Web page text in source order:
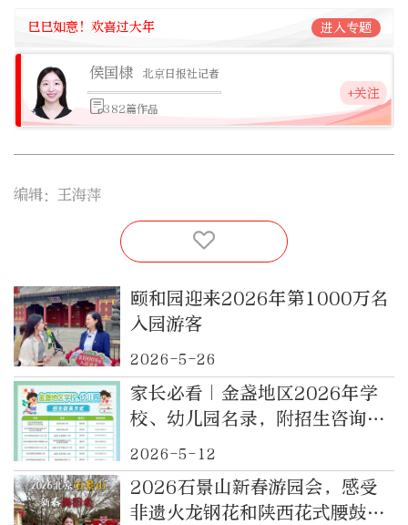
巳巳如意！欢喜过大年 进入专题
侯国棣 北京日报社记者
382篇作品
+关注
编辑：王海萍
颐和园迎来2026年第1000万名
入园游客
2026-5-26
家长必看｜金盏地区2026年学
校、幼儿园名录，附招生咨询电
话和地址
2026-5-12
2026石景山新春游园会，感受
非遗火龙钢花和陕西花式腰鼓的